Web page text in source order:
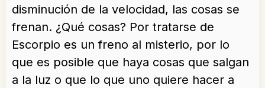
disminución de la velocidad, las cosas se
frenan. ¿Qué cosas? Por tratarse de
Escorpio es un freno al misterio, por lo
que es posible que haya cosas que salgan
a la luz o que lo que uno quiere hacer a